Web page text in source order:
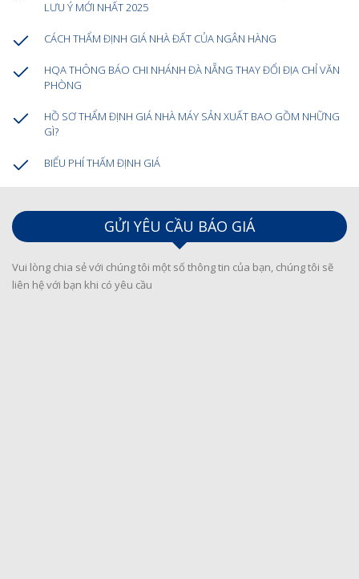
LƯU Ý MỚI NHẤT 2025
CÁCH THẨM ĐỊNH GIÁ NHÀ ĐẤT CỦA NGÂN HÀNG
HQA THÔNG BÁO CHI NHÁNH ĐÀ NẴNG THAY ĐỔI ĐỊA CHỈ VĂN
PHÒNG
HỒ SƠ THẨM ĐỊNH GIÁ NHÀ MÁY SẢN XUẤT BAO GỒM NHỮNG
GÌ?
BIỂU PHÍ THẤM ĐỊNH GIÁ
GỬI YÊU CẦU BÁO GIÁ
Vui lòng chia sẻ với chúng tôi một số thông tin của bạn, chúng tôi sẽ
liên hệ với bạn khi có yêu cầu